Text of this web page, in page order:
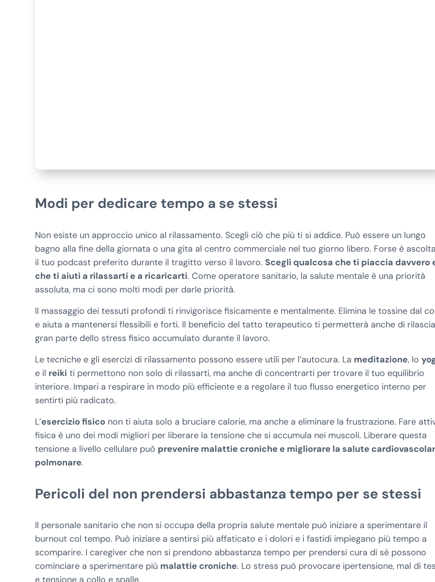
Modi per dedicare tempo a se stessi
Non esiste un approccio unico al rilassamento. Scegli ciò che più ti si addice. Può essere un lungo
bagno alla fine della giornata o una gita al centro commerciale nel tuo giorno libero. Forse è
il tuo podcast preferito durante il tragitto verso il lavoro. Scegli qualcosa che ti piaccia davvero
che ti aiuti a rilassarti e a ricaricarti. Come operatore sanitario, la salute mentale è una priorità
assoluta, ma ci sono molti modi per darle priorità.
Il massaggio dei tessuti profondi ti rinvigorisce fisicamente e mentalmente. Elimina le tossine dal
e aiuta a mantenersi flessibili e forti. Il beneficio del tatto terapeutico ti permetterà anche di
gran parte dello stress fisico accumulato durante il lavoro.
Le tecniche e gli esercizi di rilassamento possono essere utili per l’autocura. La meditazione, lo
e il reiki ti permettono non solo di rilassarti, ma anche di concentrarti per trovare il tuo equilibrio
interiore. Impari a respirare in modo più efficiente e a regolare il tuo flusso energetico interno per
sentirti più radicato.
L’esercizio fisico non ti aiuta solo a bruciare calorie, ma anche a eliminare la frustrazione. Fare
fisica è uno dei modi migliori per liberare la tensione che si accumula nei muscoli. Liberare questa
tensione a livello cellulare può prevenire malattie croniche e migliorare la salute
polmonare.
Pericoli del non prendersi abbastanza tempo per se stessi
Il personale sanitario che non si occupa della propria salute mentale può iniziare a sperimentare il
burnout col tempo. Può iniziare a sentirsi più affaticato e i dolori e i fastidi impiegano più tempo a
scomparire. I caregiver che non si prendono abbastanza tempo per prendersi cura di sé possono
cominciare a sperimentare più malattie croniche. Lo stress può provocare ipertensione, mal di
e tensione a collo e spalle.